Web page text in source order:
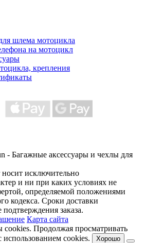
шлема мотоцикла
на мотоцикл
крепления
- Багажные аксессуары и чехлы для
исключительно
и ни при каких условиях не
определяемой положениями
кодекса. Сроки доставки
заказа.
Карта сайта
cookies. Продолжая просматривать
использованием cookies.
Хорошо